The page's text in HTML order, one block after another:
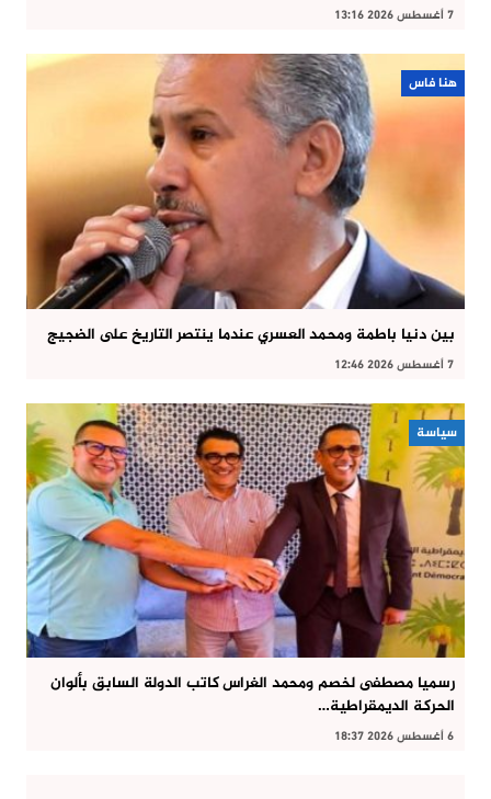
7 أغسطس 2026 13:16
هنا فاس
بين دنيا باطمة ومحمد العسري عندما ينتصر التاريخ على الضجيج
7 أغسطس 2026 12:46
سياسة
رسميا مصطفى لخصم ومحمد الغراس كاتب الدولة السابق بألوان
الحركة الديمقراطية…
6 أغسطس 2026 18:37